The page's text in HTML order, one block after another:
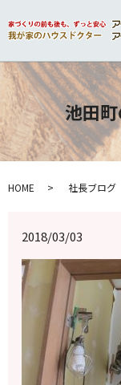
池田
HOME 社長ブログ
2018/03/03